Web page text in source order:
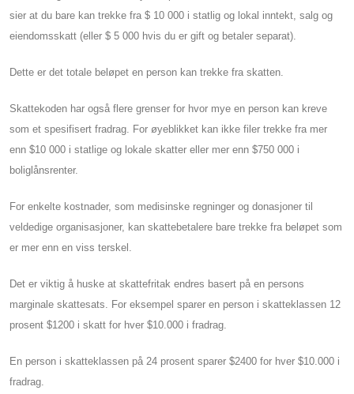
sier at du bare kan trekke fra $ 10 000 i statlig og lokal inntekt, salg og
eiendomsskatt (eller $ 5 000 hvis du er gift og betaler separat).
Dette er det totale beløpet en person kan trekke fra skatten.
Skattekoden har også flere grenser for hvor mye en person kan kreve
som et spesifisert fradrag. For øyeblikket kan ikke filer trekke fra mer
enn $10 000 i statlige og lokale skatter eller mer enn $750 000 i
boliglånsrenter.
For enkelte kostnader, som medisinske regninger og donasjoner til
veldedige organisasjoner, kan skattebetalere bare trekke fra beløpet som
er mer enn en viss terskel.
Det er viktig å huske at skattefritak endres basert på en persons
marginale skattesats. For eksempel sparer en person i skatteklassen 12
prosent $1200 i skatt for hver $10.000 i fradrag.
En person i skatteklassen på 24 prosent sparer $2400 for hver $10.000 i
fradrag.